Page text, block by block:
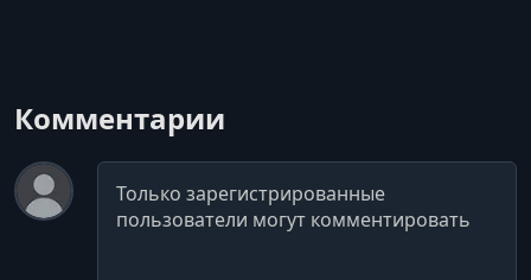
Комментарии
Комментарий